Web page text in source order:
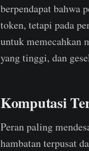
berpendapat bahwa
token, tetapi pada
untuk memecahkan
yang tinggi, dan
Komputasi
Peran paling
hambatan terpusat